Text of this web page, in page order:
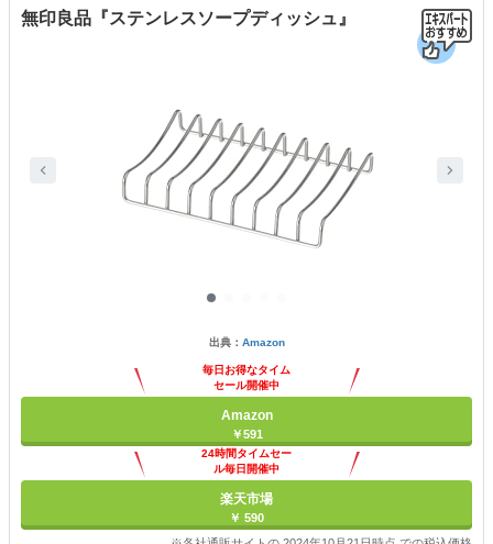
無印良品『ステンレスソープディッシュ』
出典： Amazon
毎日お得なタイム
セール開催中
Amazon
￥591
24時間タイムセー
ル毎日開催中
楽天市場
￥ 590